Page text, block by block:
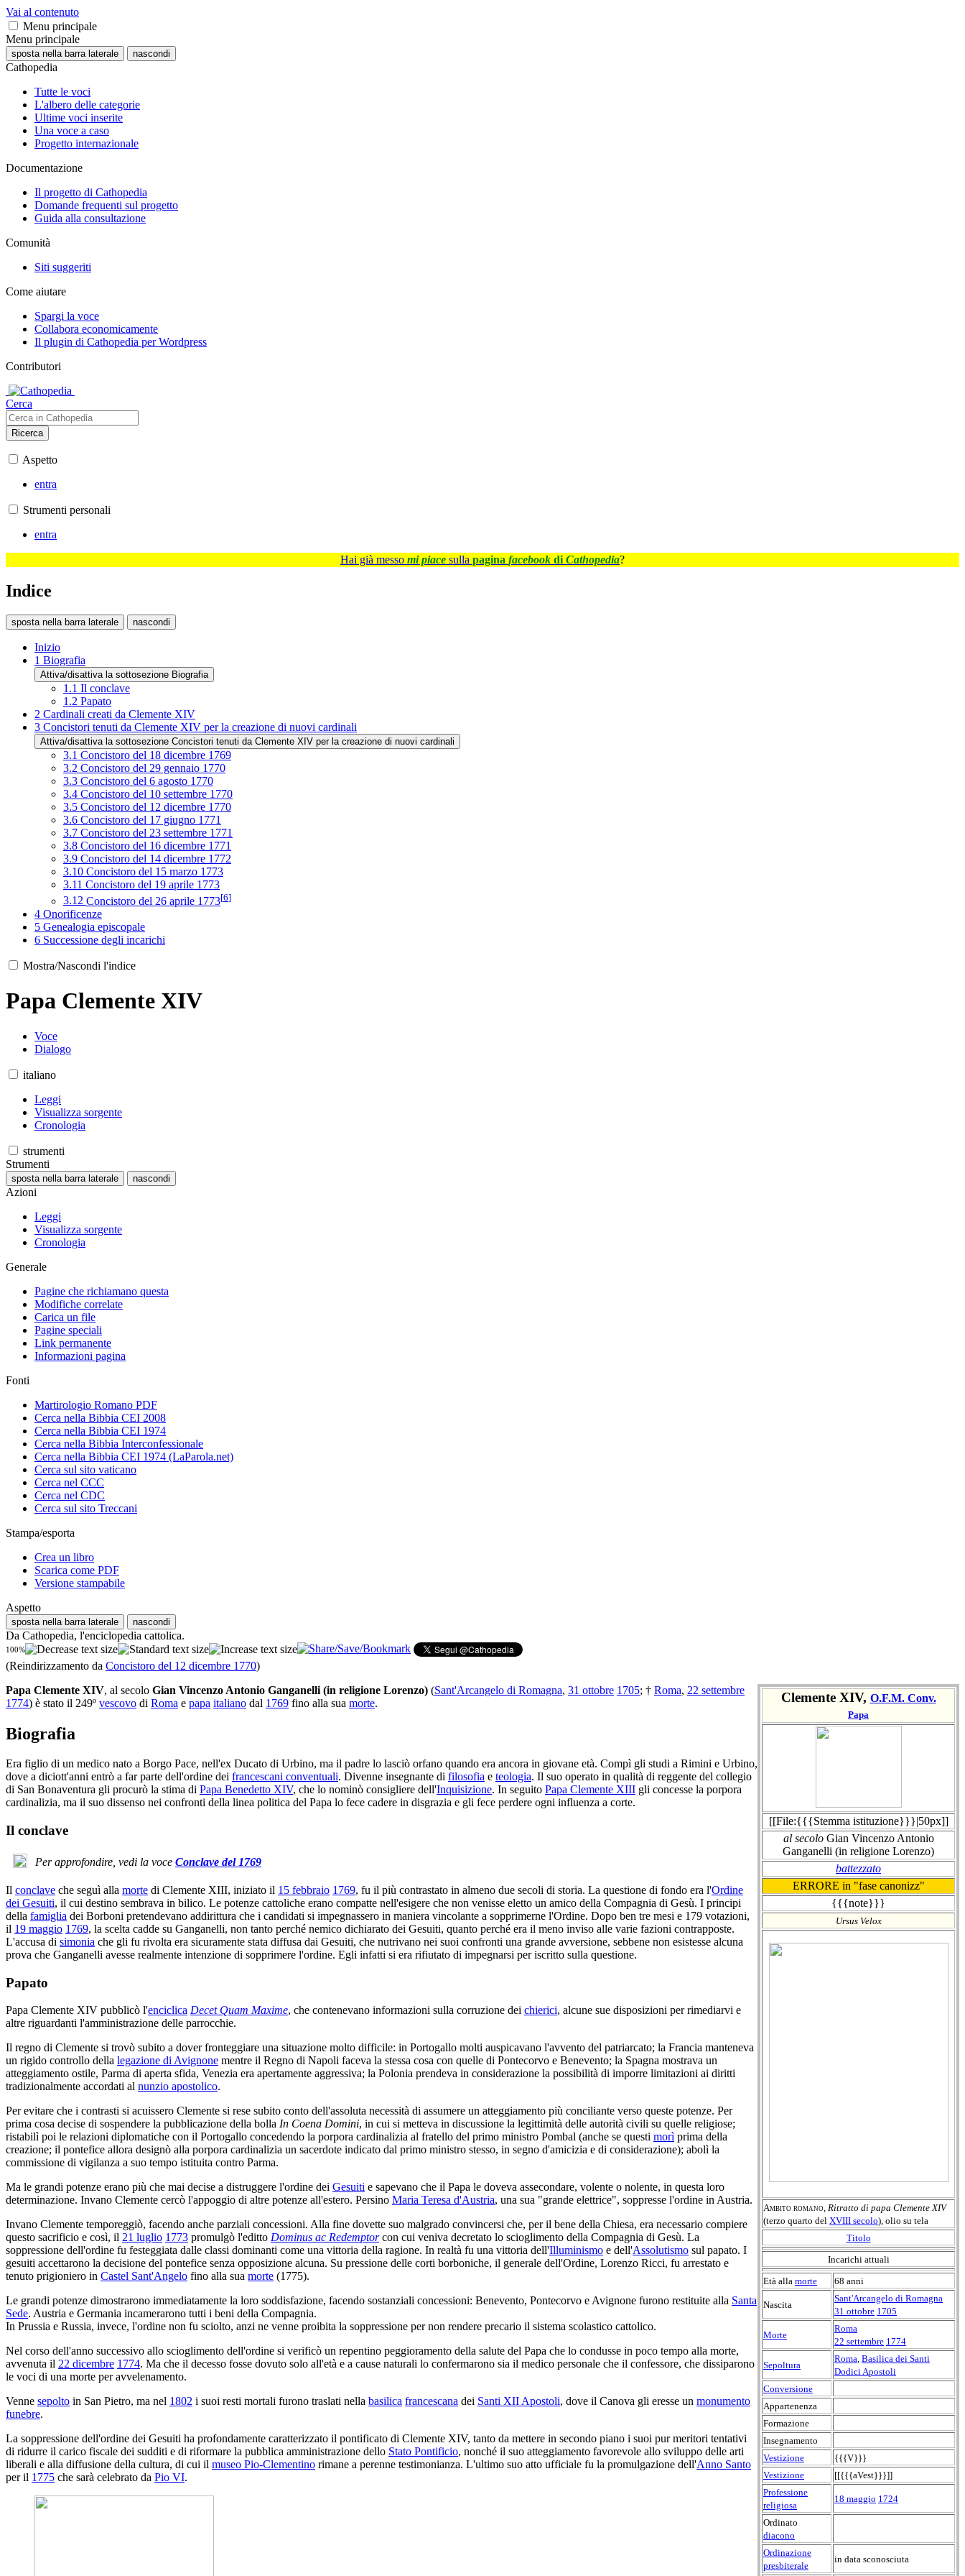
Vai al contenuto
Menu principale
Menu principale
sposta nella barra laterale nascondi
Cathopedia
Tutte le voci
L'albero delle categorie
Ultime voci inserite
Una voce a caso
Progetto internazionale
Documentazione
Il progetto di Cathopedia
Domande frequenti sul progetto
Guida alla consultazione
Comunità
Siti suggeriti
Come aiutare
Spargi la voce
Collabora economicamente
Il plugin di Cathopedia per Wordpress
Contributori
Cerca
Ricerca
Aspetto
entra
Strumenti personali
entra
Hai già messo mi piace sulla pagina facebook di Cathopedia?
Indice
sposta nella barra laterale nascondi
Inizio
1 Biografia
Attiva/disattiva la sottosezione Biografia
1.1 Il conclave
1.2 Papato
2 Cardinali creati da Clemente XIV
3 Concistori tenuti da Clemente XIV per la creazione di nuovi cardinali
Attiva/disattiva la sottosezione Concistori tenuti da Clemente XIV per la creazione di nuovi cardinali
3.1 Concistoro del 18 dicembre 1769
3.2 Concistoro del 29 gennaio 1770
3.3 Concistoro del 6 agosto 1770
3.4 Concistoro del 10 settembre 1770
3.5 Concistoro del 12 dicembre 1770
3.6 Concistoro del 17 giugno 1771
3.7 Concistoro del 23 settembre 1771
3.8 Concistoro del 16 dicembre 1771
3.9 Concistoro del 14 dicembre 1772
3.10 Concistoro del 15 marzo 1773
3.11 Concistoro del 19 aprile 1773
3.12 Concistoro del 26 aprile 1773[6]
4 Onorificenze
5 Genealogia episcopale
6 Successione degli incarichi
Mostra/Nascondi l'indice
Papa Clemente XIV
Voce
Dialogo
italiano
Leggi
Visualizza sorgente
Cronologia
strumenti
Strumenti
sposta nella barra laterale nascondi
Azioni
Leggi
Visualizza sorgente
Cronologia
Generale
Pagine che richiamano questa
Modifiche correlate
Carica un file
Pagine speciali
Link permanente
Informazioni pagina
Fonti
Martirologio Romano PDF
Cerca nella Bibbia CEI 2008
Cerca nella Bibbia CEI 1974
Cerca nella Bibbia Interconfessionale
Cerca nella Bibbia CEI 1974 (LaParola.net)
Cerca sul sito vaticano
Cerca nel CCC
Cerca nel CDC
Cerca sul sito Treccani
Stampa/esporta
Crea un libro
Scarica come PDF
Versione stampabile
Aspetto
sposta nella barra laterale nascondi
Da Cathopedia, l'enciclopedia cattolica.
100%
(Reindirizzamento da Concistoro del 12 dicembre 1770)
Clemente XIV, O.F.M. Conv.
Papa
[[File:{{{Stemma istituzione}}}|50px]]
al secoloGian Vincenzo Antonio
Ganganelli (in religione Lorenzo)
battezzato
ERRORE in "fase canonizz"
{{{note}}}
Ursus Velox
Ambito romano Ritratto di papa Clemente XIV
(terzo quarto del XVIII secolo), olio su tela
Titolo
Incarichi attuali
Età alla morte 68 anni
Nascita
Sant'Arcangelo di Romagna
31 ottobre 1705
Morte
Roma
22 settembre 1774
Sepoltura
Roma Basilica dei Santi
Dodici Apostoli
Conversione
Appartenenza
Formazione
Insegnamento
Vestizione
{{{V}}}
Vestizione
[[{{{aVest}}}]]
Professione
religiosa
18 maggio 1724
Ordinato
diacono
Ordinazione
presbiterale
in data sconosciuta
Papa Clemente XIV, al secolo Gian Vincenzo Antonio Ganganelli (in religione Lorenzo) (Sant'Arcangelo di Romagna, 31 ottobre 1705; † Roma, 22 settembre
1774) è stato il 249º vescovo di Roma e papa italiano dal 1769 fino alla sua morte.
Biografia
Era figlio di un medico nato a Borgo Pace, nell'ex Ducato di Urbino, ma il padre lo lasciò orfano quando era ancora in giovane età. Compì gli studi a Rimini e Urbino,
dove a diciott'anni entrò a far parte dell'ordine dei francescani conventuali. Divenne insegnante di filosofia e teologia. Il suo operato in qualità di reggente del collegio
di San Bonaventura gli procurò la stima di Papa Benedetto XIV, che lo nominò consigliere dell'Inquisizione. In seguito Papa Clemente XIII gli concesse la porpora
cardinalizia, ma il suo dissenso nei confronti della linea politica del Papa lo fece cadere in disgrazia e gli fece perdere ogni influenza a corte.
Il conclave
Per approfondire, vedi la voce Conclave del 1769
Il conclave che seguì alla morte di Clemente XIII, iniziato il 15 febbraio 1769, fu il più contrastato in almeno due secoli di storia. La questione di fondo era l'Ordine
dei Gesuiti, il cui destino sembrava in bilico. Le potenze cattoliche erano compatte nell'esigere che non venisse eletto un amico della Compagnia di Gesù. I principi
della famiglia dei Borboni pretendevano addirittura che i candidati si impegnassero in maniera vincolante a sopprimerne l'Ordine. Dopo ben tre mesi e 179 votazioni,
il 19 maggio 1769, la scelta cadde su Ganganelli, non tanto perché nemico dichiarato dei Gesuiti, quanto perché era il meno inviso alle varie fazioni contrapposte.
L'accusa di simonia che gli fu rivolta era sicuramente stata diffusa dai Gesuiti, che nutrivano nei suoi confronti una grande avversione, sebbene non esistesse alcuna
prova che Ganganelli avesse realmente intenzione di sopprimere l'ordine. Egli infatti si era rifiutato di impegnarsi per iscritto sulla questione.
Papato
Papa Clemente XIV pubblicò l'enciclica Decet Quam Maxime, che contenevano informazioni sulla corruzione dei chierici, alcune sue disposizioni per rimediarvi e
altre riguardanti l'amministrazione delle parrocchie.
Il regno di Clemente si trovò subito a dover fronteggiare una situazione molto difficile: in Portogallo molti auspicavano l'avvento del patriarcato; la Francia manteneva
un rigido controllo della legazione di Avignone mentre il Regno di Napoli faceva la stessa cosa con quelle di Pontecorvo e Benevento; la Spagna mostrava un
atteggiamento ostile, Parma di aperta sfida, Venezia era apertamente aggressiva; la Polonia prendeva in considerazione la possibilità di imporre limitazioni ai diritti
tradizionalmente accordati al nunzio apostolico.
Per evitare che i contrasti si acuissero Clemente si rese subito conto dell'assoluta necessità di assumere un atteggiamento più conciliante verso queste potenze. Per
prima cosa decise di sospendere la pubblicazione della bolla In Coena Domini, in cui si metteva in discussione la legittimità delle autorità civili su quelle religiose;
ristabilì poi le relazioni diplomatiche con il Portogallo concedendo la porpora cardinalizia al fratello del primo ministro Pombal (anche se questi morì prima della
creazione; il pontefice allora designò alla porpora cardinalizia un sacerdote indicato dal primo ministro stesso, in segno d'amicizia e di considerazione); abolì la
commissione di vigilanza a suo tempo istituita contro Parma.
Ma le grandi potenze erano più che mai decise a distruggere l'ordine dei Gesuiti e sapevano che il Papa le doveva assecondare, volente o nolente, in questa loro
determinazione. Invano Clemente cercò l'appoggio di altre potenze all'estero. Persino Maria Teresa d'Austria, una sua "grande elettrice", soppresse l'ordine in Austria.
Invano Clemente temporeggiò, facendo anche parziali concessioni. Alla fine dovette suo malgrado convincersi che, per il bene della Chiesa, era necessario compiere
questo sacrificio e così, il 21 luglio 1773 promulgò l'editto Dominus ac Redemptorcon cui veniva decretato lo scioglimento della Compagnia di Gesù. La
soppressione dell'ordine fu festeggiata dalle classi dominanti come una vittoria della ragione. In realtà fu una vittoria dell'Illuminismo e dell'Assolutismo sul papato. I
gesuiti accettarono la decisione del pontefice senza opposizione alcuna. Su pressione delle corti borboniche, il generale dell'Ordine, Lorenzo Ricci, fu arrestato e
tenuto prigioniero in Castel Sant'Angelo fino alla sua morte (1775).
Le grandi potenze dimostrarono immediatamente la loro soddisfazione, facendo sostanziali concessioni: Benevento, Pontecorvo e Avignone furono restituite alla Santa
Sede. Austria e Germania incamerarono tutti i beni della Compagnia.
In Prussia e Russia, invece, l'ordine non fu sciolto, anzi ne venne proibita la soppressione per non rendere precario il sistema scolastico cattolico.
Nel corso dell'anno successivo allo scioglimento dell'ordine si verificò un repentino peggioramento della salute del Papa che lo condusse in poco tempo alla morte,
avvenuta il 22 dicembre 1774. Ma che il decesso fosse dovuto solo all'età e a cause naturali lo confermarono sia il medico personale che il confessore, che dissiparono
le voci di una morte per avvelenamento.
Venne sepolto in San Pietro, ma nel 1802 i suoi resti mortali furono traslati nella basilica francescana dei Santi XII Apostoli, dove il Canova gli eresse un monumento
funebre.
La soppressione dell'ordine dei Gesuiti ha profondamente caratterizzato il pontificato di Clemente XIV, tanto da mettere in secondo piano i suoi pur meritori tentativi
di ridurre il carico fiscale dei sudditi e di riformare la pubblica amministrazione dello Stato Pontificio, nonché il suo atteggiamento favorevole allo sviluppo delle arti
liberali e alla diffusione della cultura, di cui il museo Pio-Clementino rimane a perenne testimonianza. L'ultimo suo atto ufficiale fu la promulgazione dell'Anno Santo
per il 1775 che sarà celebrato da Pio VI.